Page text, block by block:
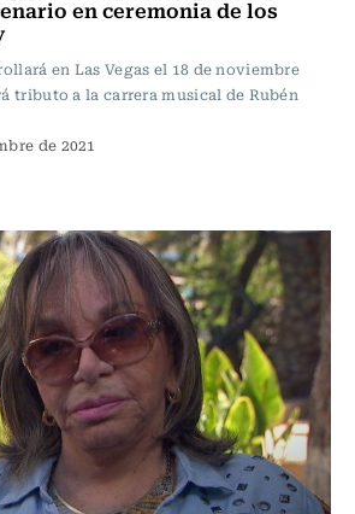
en ceremonia de los
en Las Vegas el 18 de noviembre
tributo a la carrera musical de Rubén
de 2021